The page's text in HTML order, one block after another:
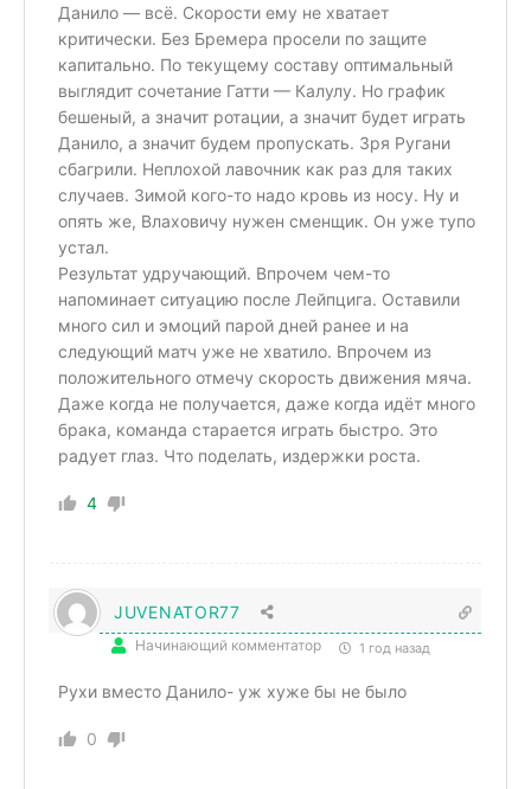
Данило — всё. Скорости ему не хватает
критически. Без Бремера просели по защите
капитально. По текущему составу оптимальный
выглядит сочетание Гатти — Калулу. Но график
бешеный, а значит ротации, а значит будет играть
Данило, а значит будем пропускать. Зря Ругани
сбагрили. Неплохой лавочник как раз для таких
случаев. Зимой кого-то надо кровь из носу. Ну и
опять же, Влаховичу нужен сменщик. Он уже тупо
устал.
Результат удручающий. Впрочем чем-то
напоминает ситуацию после Лейпцига. Оставили
много сил и эмоций парой дней ранее и на
следующий матч уже не хватило. Впрочем из
положительного отмечу скорость движения мяча.
Даже когда не получается, даже когда идёт много
брака, команда старается играть быстро. Это
радует глаз. Что поделать, издержки роста.
4
JUVENATOR77
Начинающий комментатор 1 год назад
Рухи вместо Данило- уж хуже бы не было
0